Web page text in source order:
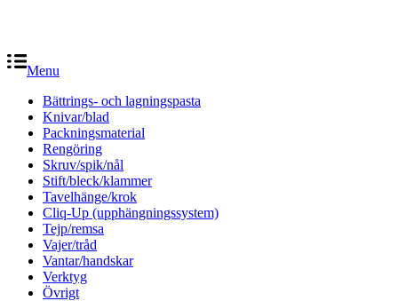
Menu
Bättrings- och lagningspasta
Knivar/blad
Packningsmaterial
Rengöring
Skruv/spik/nål
Stift/bleck/klammer
Tavelhänge/krok
Cliq-Up (upphängningssystem)
Tejp/remsa
Vajer/tråd
Vantar/handskar
Verktyg
Övrigt